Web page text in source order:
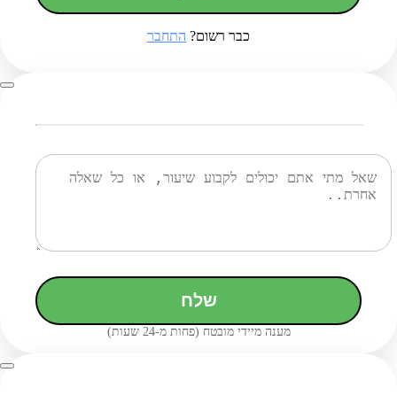
כבר רשום? התחבר
שלח
מענה מיידי מובטח (פחות מ-24 שעות)